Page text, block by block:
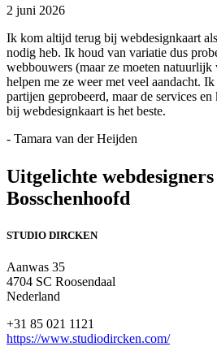
2 juni 2026
Ik kom altijd terug bij webdesignkaart
nodig heb. Ik houd van variatie dus
webbouwers (maar ze moeten
helpen me ze weer met veel aandacht.
partijen geprobeerd, maar de services
bij webdesignkaart is het beste.
- Tamara van der Heijden
Uitgelichte
Bosschenhoofd
STUDIO DIRCKEN
Aanwas 35
4704 SC Roosendaal
Nederland
+31 85 021 1121
https://www.studiodircken.com/